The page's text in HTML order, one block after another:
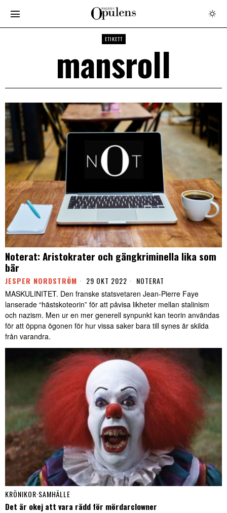
ETIKETT
mansroll
Noterat: Aristokrater och gängkriminella lika som
bär
JESPER NORDSTRÖM 29 OKT 2022 NOTERAT
MASKULINITET. Den franske statsvetaren Jean-Pierre Faye
lanserade “hästskoteorin” för att påvisa likheter mellan stalinism
och nazism. Men ur en mer generell synpunkt kan teorin användas
för att öppna ögonen för hur vissa saker bara till synes är skilda
från varandra.
KRÖNIKOR·SAMHÄLLE
Det är okej att vara rädd för mördarclowner